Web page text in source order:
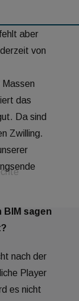
aber
von
das
Da sind
Zwilling.
sagen
nach der
Player
es nicht